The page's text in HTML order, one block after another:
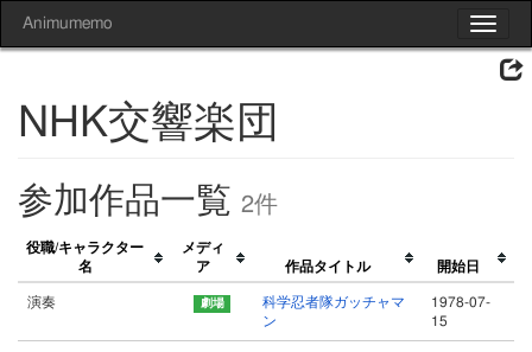
Toggle
Animumemo
NHK交響楽団
参加作品一覧 2件
役職/キャラクター
名
メディ
ア
作品タイトル 開始日
演奏
科学忍者隊ガッチャマ
ン
1978-07-
15